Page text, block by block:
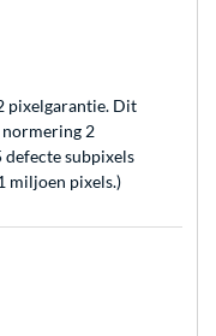
pixelgarantie. Dit
normering 2
subpixels
miljoen pixels.)